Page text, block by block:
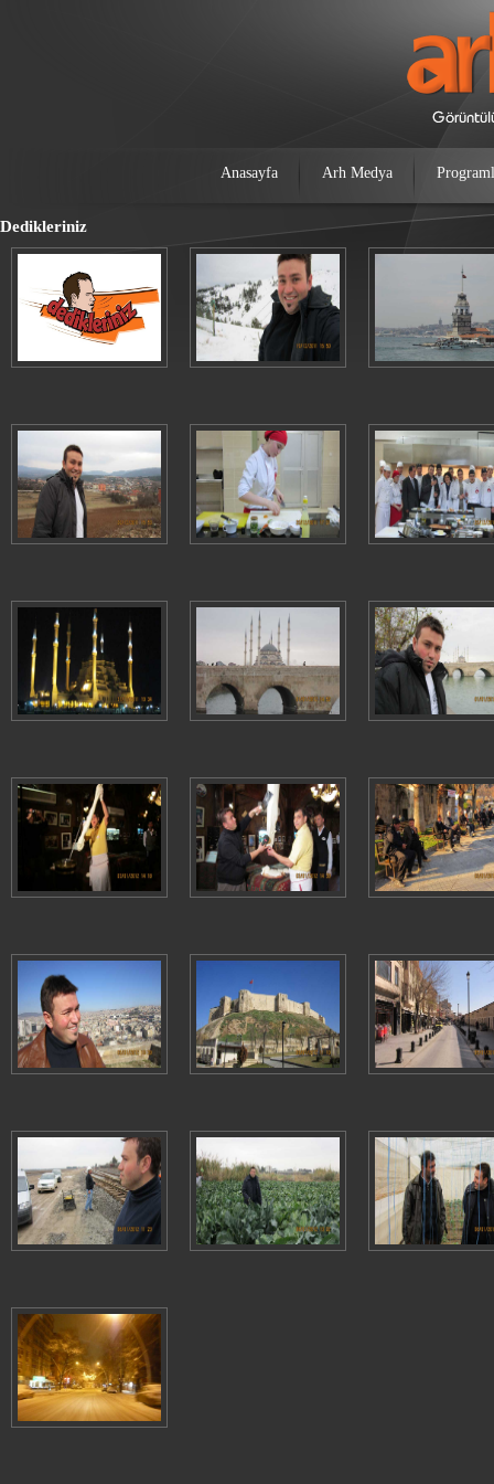
Anasayfa Arh Medya
Dedikleriniz